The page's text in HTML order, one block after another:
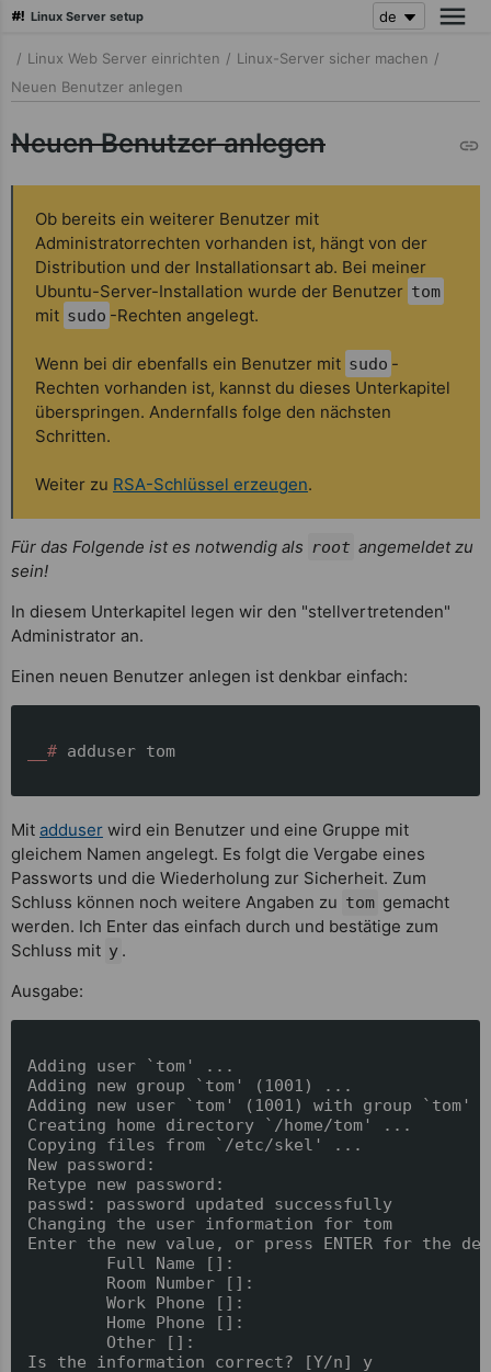
Seiteninhalt
springen
Linux Server setup
/ Linux Web Server einrichten / Linux-Server sicher machen /
Neuen Benutzer anlegen
Neuen Benutzer anlegen
Ob bereits ein weiterer Benutzer mit
Administratorrechten vorhanden ist, hängt von der
Distribution und der Installationsart ab. Bei meiner
Ubuntu-Server-Installation wurde der Benutzer tom
mit sudo -Rechten angelegt.
Wenn bei dir ebenfalls ein Benutzer mit sudo -
Rechten vorhanden ist, kannst du dieses Unterkapitel
überspringen. Andernfalls folge den nächsten
Schritten.
Weiter zu RSA-Schlüssel erzeugen.
Für das Folgende ist es notwendig als root angemeldet zu
sein!
In diesem Unterkapitel legen wir den "stellvertretenden"
Administrator an.
Einen neuen Benutzer anlegen ist denkbar einfach:
__# adduser tom
Mit adduser wird ein Benutzer und eine Gruppe mit
gleichem Namen angelegt. Es folgt die Vergabe eines
Passworts und die Wiederholung zur Sicherheit. Zum
Schluss können noch weitere Angaben zu tom gemacht
werden. Ich Enter das einfach durch und bestätige zum
Schluss mit y .
Ausgabe:
Adding user `tom' ...
Adding new group `tom' (1001) ...
Adding new user `tom' (1001) with group `tom'
Creating home directory `/home/tom' ...
Copying files from `/etc/skel' ...
New password:
Retype new password:
passwd: password updated successfully
Changing the user information for tom
Enter the new value, or press ENTER for the
        Full Name []:
        Room Number []:
        Work Phone []:
        Home Phone []:
        Other []:
Is the information correct? [Y/n] y